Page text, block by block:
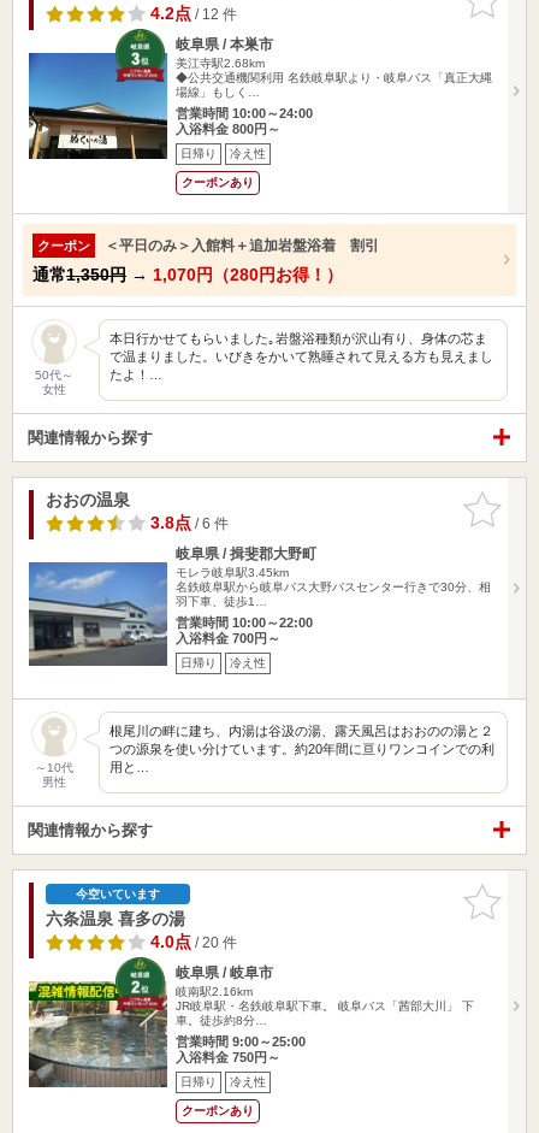
りに追加
4.2点/ 12 件
岐阜県 / 本巣市
美江寺駅2.68km
◆公共交通機関利用 名鉄岐阜駅より・岐阜バス「真正大縄
場線」もしく…
営業時間 10:00～24:00
入浴料金 800円～
日帰り 冷え性
クーポンあり
クーポン ＜平日のみ＞入館料＋追加岩盤浴着 割引
通常1,350円 → 1,070円（280円お得！）
50代～
女性
本日行かせてもらいました｡岩盤浴種類が沢山有り、身体の芯ま
で温まりました。いびきをかいて熟睡されて見える方も見えまし
たよ！…
関連情報から探す
お気に入
りに追加
おおの温泉
3.8点/ 6 件
岐阜県 / 揖斐郡大野町
モレラ岐阜駅3.45km
名鉄岐阜駅から岐阜バス大野バスセンター行きで30分、相
羽下車、徒歩1…
営業時間 10:00～22:00
入浴料金 700円～
日帰り 冷え性
～10代
男性
根尾川の畔に建ち、内湯は谷汲の湯、露天風呂はおおのの湯と２
つの源泉を使い分けています。約20年間に亘りワンコインでの利
用と…
関連情報から探す
お気に入
りに追加
今空いています
六条温泉 喜多の湯
4.0点/ 20 件
岐阜県 / 岐阜市
岐南駅2.16km
JR岐阜駅・名鉄岐阜駅下車。 岐阜バス「茜部大川」 下
車。徒歩約8分…
営業時間 9:00～25:00
入浴料金 750円～
日帰り 冷え性
クーポンあり